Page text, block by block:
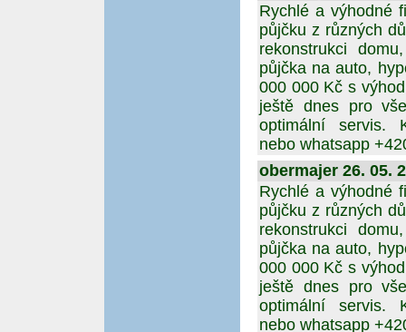
Rychlé a výhodné
půjčku z různých
rekonstrukci
půjčka na auto,
000 000 Kč s
ještě dnes pro
optimální servis.
nebo whatsapp
obermajer 26. 05.
Rychlé a výhodné
půjčku z různých
rekonstrukci
půjčka na auto,
000 000 Kč s
ještě dnes pro
optimální servis.
nebo whatsapp